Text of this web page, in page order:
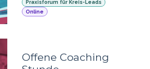
Praxisforum für Kreis-Leads
Online
Offene Coaching